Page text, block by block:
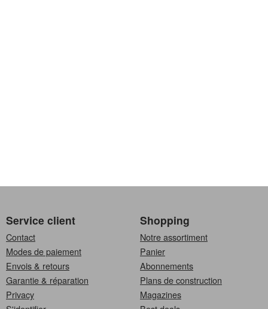
Service client
Contact
Modes de paiement
Envois & retours
Garantie & réparation
Privacy
Shopping
Notre assortiment
Panier
Abonnements
Plans de construction
Magazines